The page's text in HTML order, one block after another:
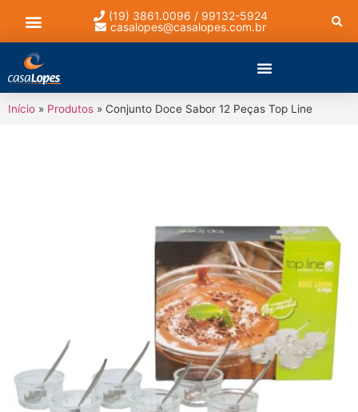
(19) 3861.0096 / 99132-5924
casalopes@casalopes.com.br
Início » Produtos » Conjunto Doce Sabor 12 Peças Top Line